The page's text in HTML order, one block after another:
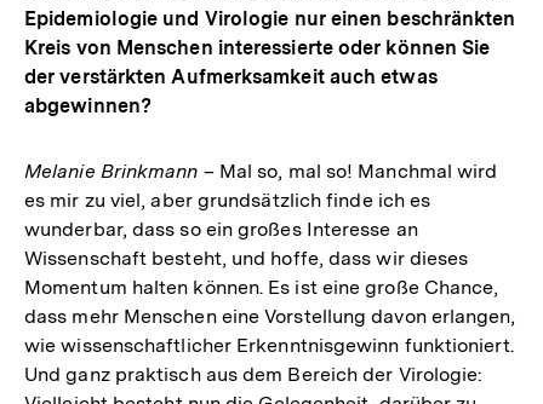
Epidemiologie und Virologie nur einen beschränkten
Kreis von Menschen interessierte oder können Sie
der verstärkten Aufmerksamkeit auch etwas
abgewinnen?
Melanie Brinkmann – Mal so, mal so! Manchmal wird
es mir zu viel, aber grundsätzlich finde ich es
wunderbar, dass so ein großes Interesse an
Wissenschaft besteht, und hoffe, dass wir dieses
Momentum halten können. Es ist eine große Chance,
dass mehr Menschen eine Vorstellung davon erlangen,
wie wissenschaftlicher Erkenntnisgewinn funktioniert.
Und ganz praktisch aus dem Bereich der Virologie: